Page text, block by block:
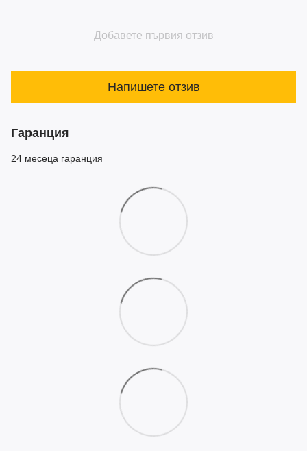
Добавете първия отзив
Напишете отзив
Гаранция
24 месеца гаранция